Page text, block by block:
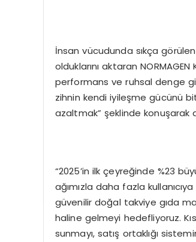
İnsan vücudunda sıkça
olduklarını aktaran
performans ve ruhsal denge
zihnin kendi iyileşme gücünü
azaltmak” şeklinde konuşarak
“2025’in ilk çeyreğinde %23
ağımızla daha fazla
güvenilir doğal takviye gıda
haline gelmeyi hedefliyoruz.
sunmayı, satış ortaklığı